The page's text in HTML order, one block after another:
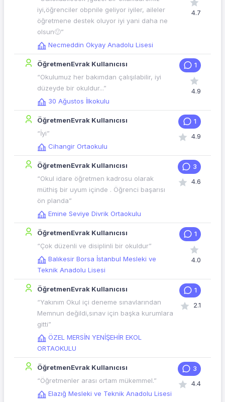
iyi,öğrenciler obpnile geliyor iyiler, aileler
öğretmene destek oluyor iyi yani daha ne
olsun🙂”
Necmeddin Okyay Anadolu Lisesi
4.7
ÖğretmenEvrak Kullanıcısı
“Okulumuz her bakımdan çalışılabilir, iyi
düzeyde bir okuldur...”
30 Ağustos İlkokulu
1
4.9
ÖğretmenEvrak Kullanıcısı
“İyi”
Cihangir Ortaokulu
1
4.9
ÖğretmenEvrak Kullanıcısı
“Okul idare öğretmen kadrosu olarak
müthiş bir uyum içinde . Öğrenci başarısı
ön planda”
Emine Seviye Divrik Ortaokulu
3
4.6
ÖğretmenEvrak Kullanıcısı
“Çok düzenli ve disiplinli bir okuldur”
Balıkesir Borsa İstanbul Mesleki ve
Teknik Anadolu Lisesi
1
4.0
ÖğretmenEvrak Kullanıcısı
“Yakınım Okul içi deneme sınavlarından
Memnun değildi,sınav için başka kurumlara
gitti”
ÖZEL MERSİN YENİŞEHİR EKOL
ORTAOKULU
1
2.1
ÖğretmenEvrak Kullanıcısı
“Öğretmenler arası ortam mükemmel.”
Elazığ Mesleki ve Teknik Anadolu Lisesi
3
4.4